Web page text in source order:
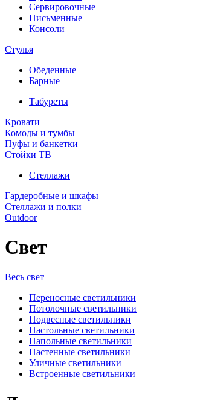
Сервировочные
Письменные
Консоли
Стулья
Обеденные
Барные
Табуреты
Кровати
Комоды и тумбы
Пуфы и банкетки
Стойки ТВ
Стеллажи
Гардеробные и шкафы
Стеллажи и полки
Outdoor
Свет
Весь свет
Переносные светильники
Потолочные светильники
Подвесные светильники
Настольные светильники
Напольные светильники
Настенные светильники
Уличные светильники
Встроенные светильники